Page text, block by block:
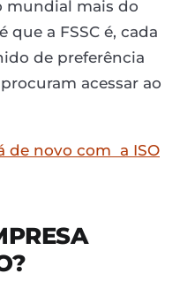
mundial mais do
que a FSSC é, cada
de preferência
acessar ao
de novo com a ISO